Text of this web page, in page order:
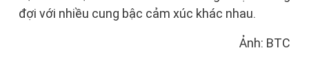
đợi với nhiều cung bậc cảm xúc khác nhau.
Ảnh: BTC